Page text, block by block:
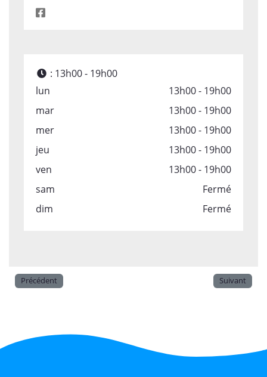
: 13h00 - 19h00
lun
13h00 - 19h00
mar
13h00 - 19h00
mer
13h00 - 19h00
jeu
13h00 - 19h00
ven
13h00 - 19h00
sam
Fermé
dim
Fermé
Précédent Suivant